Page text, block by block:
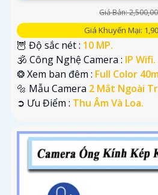
Giá Bán:
Giá Khuyến Mại:
🦉 Độ sắc nét : 10 MP.
🕉️ Công Nghệ Camera : IP Wifi.
❂ Xem ban đêm : Full Color
🔩 Mẫu Camera 2 Mắt Ngoài
️➲ Ưu Điểm : Thu Âm Và Loa.